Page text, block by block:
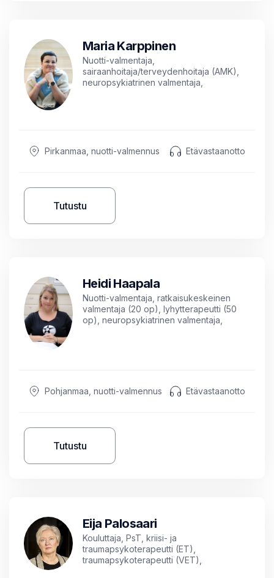
Maria Karppinen
Nuotti-valmentaja,
sairaanhoitaja/terveydenhoitaja (AMK),
neuropsykiatrinen valmentaja,
Pirkanmaa, nuotti-valmennus Etävastaanotto
Tutustu
Heidi Haapala
Nuotti-valmentaja, ratkaisukeskeinen
valmentaja (20 op), lyhytterapeutti (50
op), neuropsykiatrinen valmentaja,
Pohjanmaa, nuotti-valmennus Etävastaanotto
Tutustu
Eija Palosaari
Kouluttaja, PsT, kriisi- ja
traumapsykoterapeutti (ET),
traumapsykoterapeutti (VET),